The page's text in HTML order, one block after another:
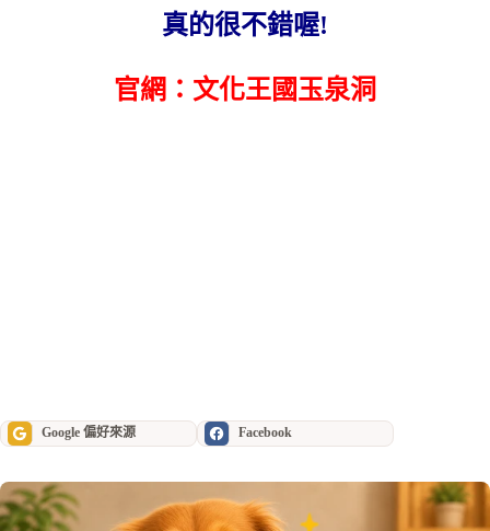
真的很不錯喔!
官網： 文化王國玉泉洞
Google 偏好來源 Facebook